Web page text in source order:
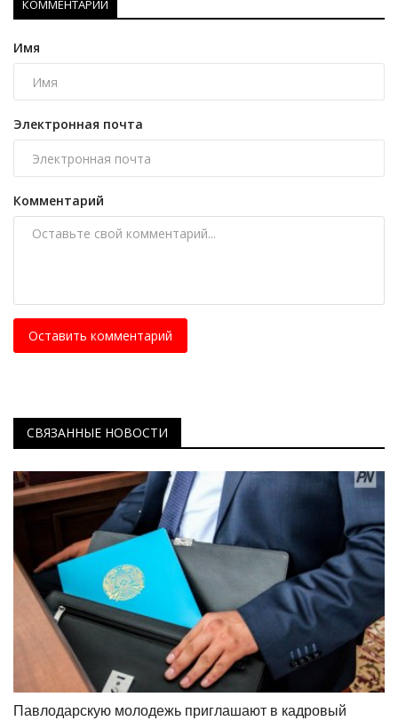
КОММЕНТАРИИ
Имя
Электронная почта
Комментарий
Оставить комментарий
СВЯЗАННЫЕ НОВОСТИ
Павлодарскую молодежь приглашают в кадровый